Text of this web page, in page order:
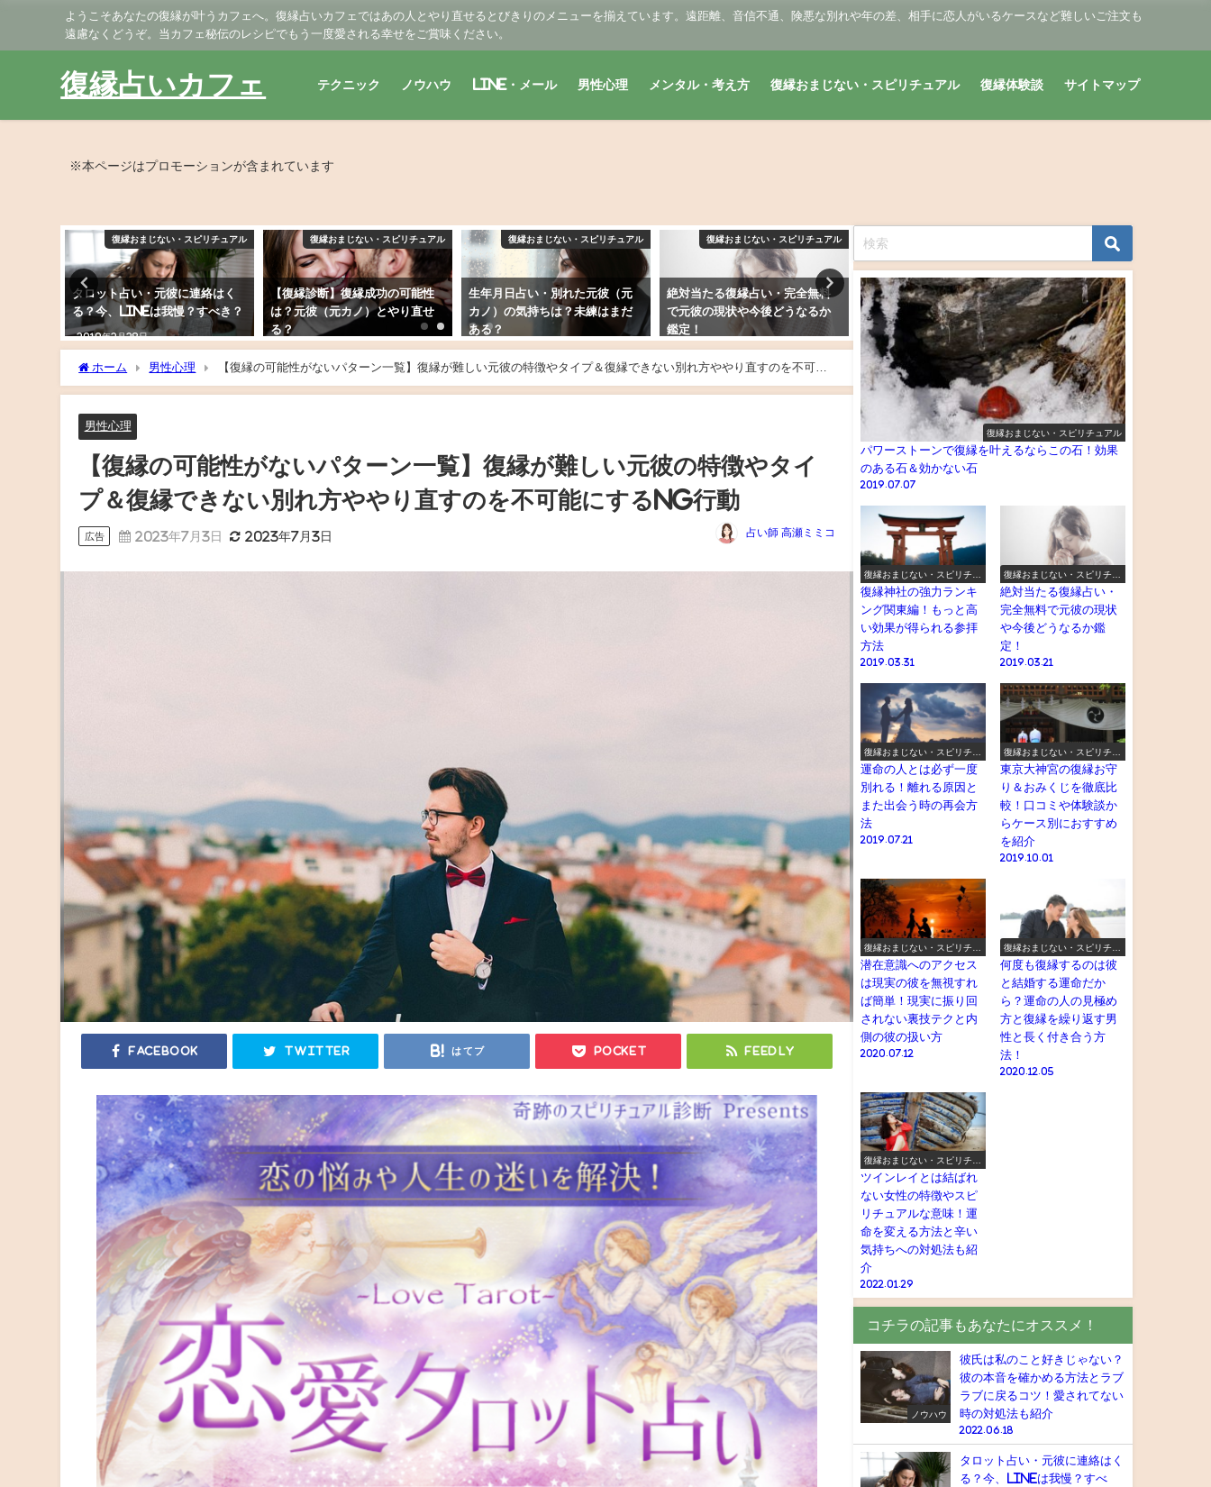
ようこそあなたの復縁が叶うカフェへ。復縁占いカフェではあの人とやり直せるとびきりのメニューを揃えています。遠距離、音信不通、険悪な別れや年の差、相手に恋人がいるケースなど難しいご注文も
遠慮なくどうぞ。当カフェ秘伝のレシピでもう一度愛される幸せをご賞味ください。
復縁占いカフェ テクニック ノウハウ LINE・メール 男性心理 メンタル・考え方 復縁おまじない・スピリチュアル 復縁体験談 サイトマップ
※本ページはプロモーションが含まれています
復縁おまじない・スピリチュアル
タロット占い・元彼に連絡はく
る？今、LINEは我慢？すべき？
2019年2月28日
復縁おまじない・スピリチュアル
【復縁診断】復縁成功の可能性
は？元彼（元カノ）とやり直せ
る？
復縁おまじない・スピリチュアル
生年月日占い・別れた元彼（元
カノ）の気持ちは？未練はまだ
ある？
復縁おまじない・スピリチュアル
絶対当たる復縁占い・完全無料
で元彼の現状や今後どうなるか
鑑定！
生年月日占い・元彼（元カノ）
との復縁の可能性は？復縁でき
る？
2019年2月6日
復縁おまじない・スピリ
タロット占い・元彼に連絡
る？今、LINEは我慢？す
2019年2月28日
ホーム 男性心理
【復縁の可能性がないパターン一覧】復縁が難しい元彼の特徴やタイプ＆復縁できない別れ方ややり直すのを不可能
にするNG行動
男性心理
【復縁の可能性がないパターン一覧】復縁が難しい元彼の特徴やタイ
プ＆復縁できない別れ方ややり直すのを不可能にするNG行動
広告 2023年7月3日 2023年7月3日 占い師 高瀬ミミコ
Facebook Twitter はてブ Pocket Feedly
復縁おまじない・スピリチュアル
パワーストーンで復縁を叶えるならこの石！効果
のある石＆効かない石
2019.07.07
復縁おまじない・スピリチュ
アル
復縁神社の強力ランキ
ング関東編！もっと高
い効果が得られる参拝
方法
2019.03.31
復縁おまじない・スピリチュ
アル
絶対当たる復縁占い・
完全無料で元彼の現状
や今後どうなるか鑑
定！
2019.03.21
復縁おまじない・スピリチュ
アル
運命の人とは必ず一度
別れる！離れる原因と
また出会う時の再会方
法
2019.07.21
復縁おまじない・スピリチュ
アル
東京大神宮の復縁お守
り＆おみくじを徹底比
較！口コミや体験談か
らケース別におすすめ
を紹介
2019.10.01
復縁おまじない・スピリチュ
アル
潜在意識へのアクセス
は現実の彼を無視すれ
ば簡単！現実に振り回
されない裏技テクと内
側の彼の扱い方
2020.07.12
復縁おまじない・スピリチュ
アル
何度も復縁するのは彼
と結婚する運命だか
ら？運命の人の見極め
方と復縁を繰り返す男
性と長く付き合う方
法！
2020.12.05
復縁おまじない・スピリチュ
アル
ツインレイとは結ばれ
ない女性の特徴やスピ
リチュアルな意味！運
命を変える方法と辛い
気持ちへの対処法も紹
介
2022.01.29
コチラの記事もあなたにオススメ！
ノウハウ
彼氏は私のこと好きじゃない？
彼の本音を確かめる方法とラブ
ラブに戻るコツ！愛されてない
時の対処法も紹介
2022.06.18
タロット占い・元彼に連絡はく
る？今、LINEは我慢？すべ